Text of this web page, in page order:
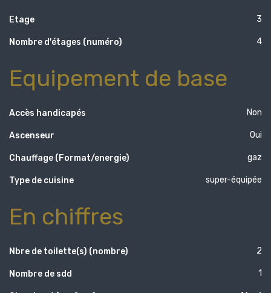
Etage 3
Nombre d'étages (numéro) 4
Equipement de base
Accès handicapés Non
Ascenseur Oui
Chauffage (Format/energie) gaz
Type de cuisine super-équipée
En chiffres
Nbre de toilette(s) (nombre) 2
Nombre de sdd 1